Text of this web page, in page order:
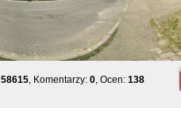
58615, Komentarzy: 0, Ocen: 138